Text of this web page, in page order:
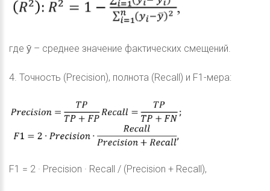
где ȳ – среднее значение фактических смещений.
4. Точность (Precision), полнота (Recall) и F1-мера:
F1 = 2 · Precision · Recall / (Precision + Recall),